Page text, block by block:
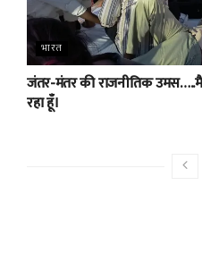
भारत
जंतर-मंतर की राजनीतिक
रहा हूँ।